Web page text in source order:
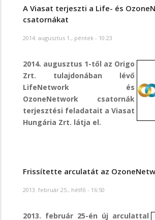
A Viasat terjeszti a Life- és
csatornákat
2014. augusztus 1., péntek - 10:23
2014. augusztus 1-től az Origo
Zrt. tulajdonában lévő
LifeNetwork és
OzoneNetwork csatornák
terjesztési feladatait a Viasat
Hungária Zrt. látja el.
Frissítette arculatát az
2013. február 25., hétfő - 16:50
2013. február 25-én új arculattal